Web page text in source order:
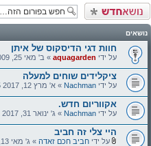
פרסם נושא חדש
נושאים
חוות דגי הדיסקוס של איתן
על ידי aquagarden » ב' מאי 25, 2009 3:18 pm
ציקלידים שוחים למעלה
על ידי Nachman » א' מרץ 12, 2017 7:45 pm
אקווריום חדש.
על ידי Nachman » ג' ינואר 31, 2017 7:31 pm
היי צלי זה חביב
על ידי חביב חכם זאדה » ג' מאי 13, 2014 8:23 pm